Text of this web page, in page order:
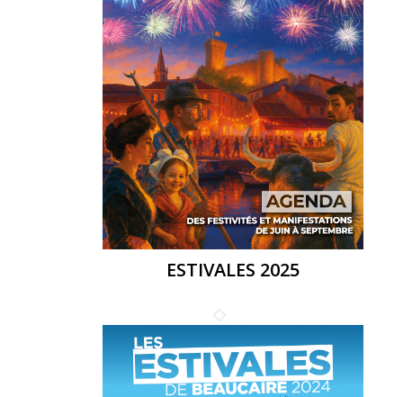
ESTIVALES 2025